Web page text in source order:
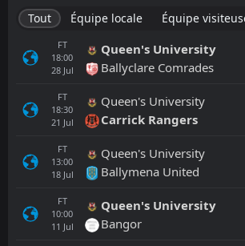
Tout Équipe locale Équipe
FT
18:00
28 Jul
Queen's University
Ballyclare Comrades
FT
18:30
21 Jul
Queen's University
Carrick Rangers
FT
13:00
18 Jul
Queen's University
Ballymena United
FT
10:00
11 Jul
Queen's University
Bangor